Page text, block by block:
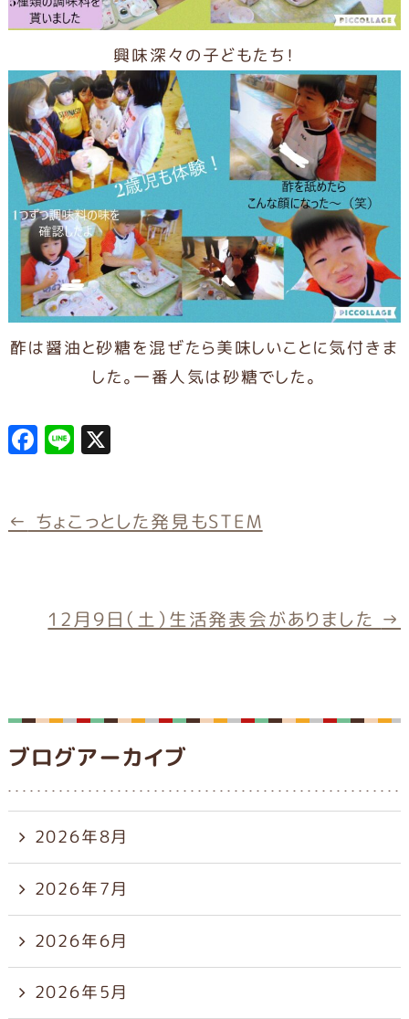
興味深々の子どもたち！
酢は醤油と砂糖を混ぜたら美味しいことに気付きま
した。一番人気は砂糖でした。
F
e
o
L X
← ちょこっとした発見もSTEM
12月9日（土）生活発表会がありました →
ブログアーカイブ
2026年8月
2026年7月
2026年6月
2026年5月